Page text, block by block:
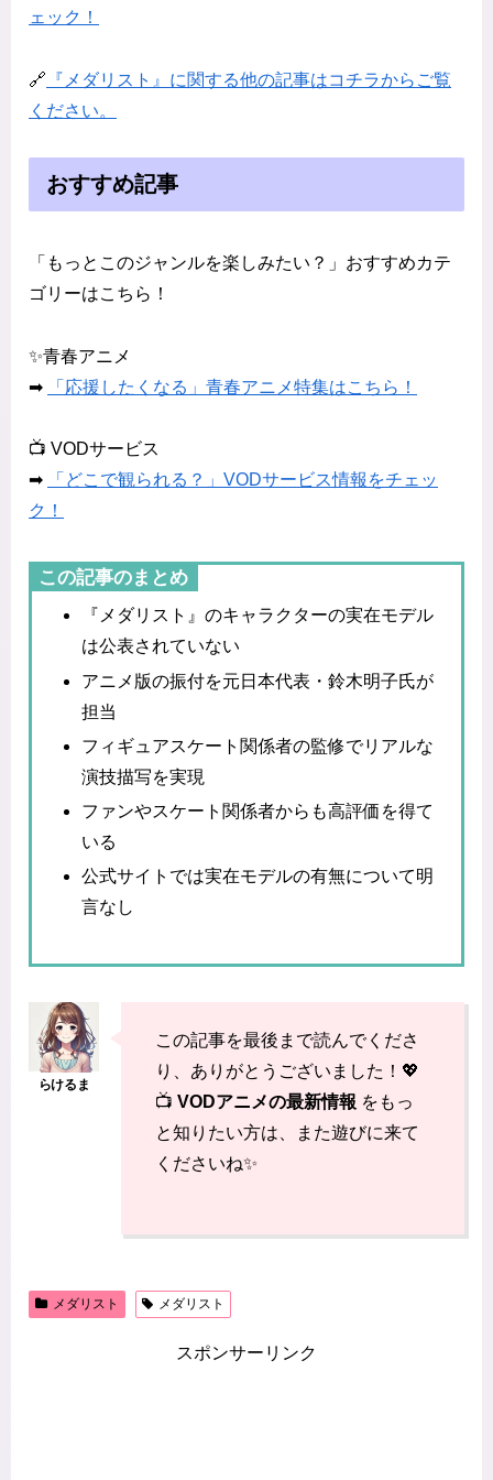
ェック！
🔗 『メダリスト』に関する他の記事はコチラからご覧
ください。
おすすめ記事
「もっとこのジャンルを楽しみたい？」おすすめカテ
ゴリーはこちら！
✨青春アニメ
➡
「応援したくなる」青春アニメ特集はこちら！
📺 VODサービス
➡
「どこで観られる？」VODサービス情報をチェッ
ク！
この記事のまとめ
『メダリスト』のキャラクターの実在モデル
は公表されていない
アニメ版の振付を元日本代表・鈴木明子氏が
担当
フィギュアスケート関係者の監修でリアルな
演技描写を実現
ファンやスケート関係者からも高評価を得て
いる
公式サイトでは実在モデルの有無について明
言なし
この記事を最後まで読んでくださ
り、ありがとうございました！💖
📺 VODアニメの最新情報 をもっ
と知りたい方は、また遊びに来て
くださいね✨
メダリスト メダリスト
スポンサーリンク